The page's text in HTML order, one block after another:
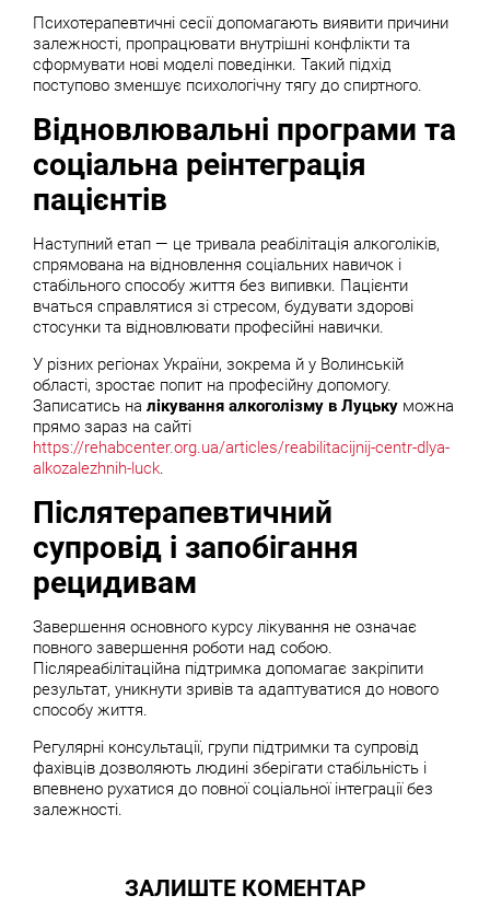
Психотерапевтичні сесії допомагають виявити причини
залежності, пропрацювати внутрішні конфлікти та
сформувати нові моделі поведінки. Такий підхід
поступово зменшує психологічну тягу до спиртного.
Відновлювальні програми та
соціальна реінтеграція
пацієнтів
Наступний етап — це тривала реабілітація алкоголіків,
спрямована на відновлення соціальних навичок і
стабільного способу життя без випивки. Пацієнти
вчаться справлятися зі стресом, будувати здорові
стосунки та відновлювати професійні навички.
У різних регіонах України, зокрема й у Волинській
області, зростає попит на професійну допомогу.
Записатись на лікування алкоголізму в Луцьку можна
прямо зараз на сайті
https://rehabcenter.org.ua/articles/reabilitacijnij-centr-dlya-
alkozalezhnih-luck.
Післятерапевтичний
супровід і запобігання
рецидивам
Завершення основного курсу лікування не означає
повного завершення роботи над собою.
Післяреабілітаційна підтримка допомагає закріпити
результат, уникнути зривів та адаптуватися до нового
способу життя.
Регулярні консультації, групи підтримки та супровід
фахівців дозволяють людині зберігати стабільність і
впевнено рухатися до повної соціальної інтеграції без
залежності.
ЗАЛИШТЕ КОМЕНТАР